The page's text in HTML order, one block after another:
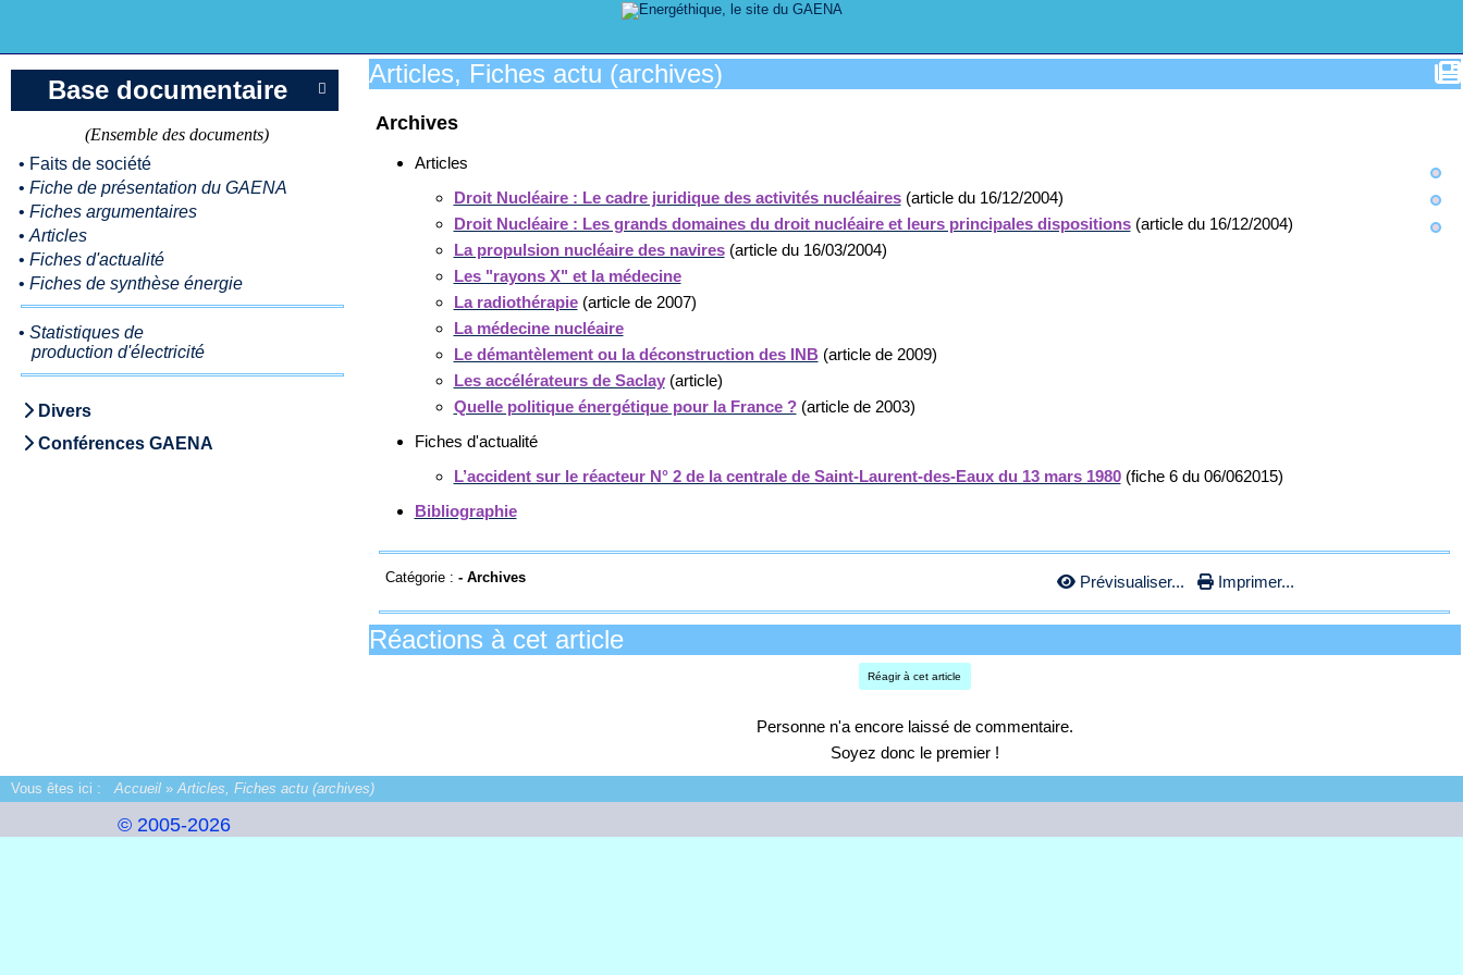

Base documentaire
(Ensemble des documents)
• Faits de société
• Fiche de présentation du GAENA
• Fiches argumentaires
• Articles
• Fiches d'actualité
• Fiches de synthèse énergie
• Statistiques de
production d'électricité
Divers
Conférences GAENA
Articles, Fiches actu (archives)
Archives
Articles
Droit Nucléaire : Le cadre juridique des activités nucléaires(article du 16/12/2004)
Droit Nucléaire : Les grands domaines du droit nucléaire et leurs principales dispositions(article du 16/12/2004)
La propulsion nucléaire des navires(article du 16/03/2004)
Les "rayons X" et la médecine
La radiothérapie(article de 2007)
La médecine nucléaire
Le démantèlement ou la déconstruction des INB (article de 2009)
Les accélérateurs de Saclay(article)
Quelle politique énergétique pour la France ?(article de 2003)
Fiches d'actualité
L’accident sur le réacteur N° 2 de la centrale de Saint-Laurent-des-Eaux du 13 mars 1980(fiche 6 du 06/062015)
Bibliographie
Catégorie : - Archives Prévisualiser... Imprimer...
Réactions à cet article
Réagir à cet article
Personne n'a encore laissé de commentaire.
Soyez donc le premier !
Vous êtes ici : Accueil » Articles, Fiches actu (archives)
© 2005-2026